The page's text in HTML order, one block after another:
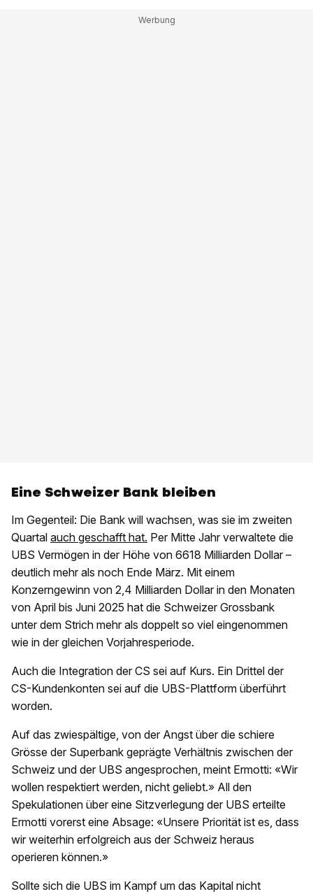
Eine Schweizer Bank bleiben
Im Gegenteil: Die Bank will wachsen, was sie im zweiten
Quartal auch geschafft hat. Per Mitte Jahr verwaltete die
UBS Vermögen in der Höhe von 6618 Milliarden Dollar –
deutlich mehr als noch Ende März. Mit einem
Konzerngewinn von 2,4 Milliarden Dollar in den Monaten
von April bis Juni 2025 hat die Schweizer Grossbank
unter dem Strich mehr als doppelt so viel eingenommen
wie in der gleichen Vorjahresperiode.
Auch die Integration der CS sei auf Kurs. Ein Drittel der
CS-Kundenkonten sei auf die UBS-Plattform überführt
worden.
Auf das zwiespältige, von der Angst über die schiere
Grösse der Superbank geprägte Verhältnis zwischen der
Schweiz und der UBS angesprochen, meint Ermotti: «Wir
wollen respektiert werden, nicht geliebt.» All den
Spekulationen über eine Sitzverlegung der UBS erteilte
Ermotti vorerst eine Absage: «Unsere Priorität ist es, dass
wir weiterhin erfolgreich aus der Schweiz heraus
operieren können.»
Sollte sich die UBS im Kampf um das Kapital nicht